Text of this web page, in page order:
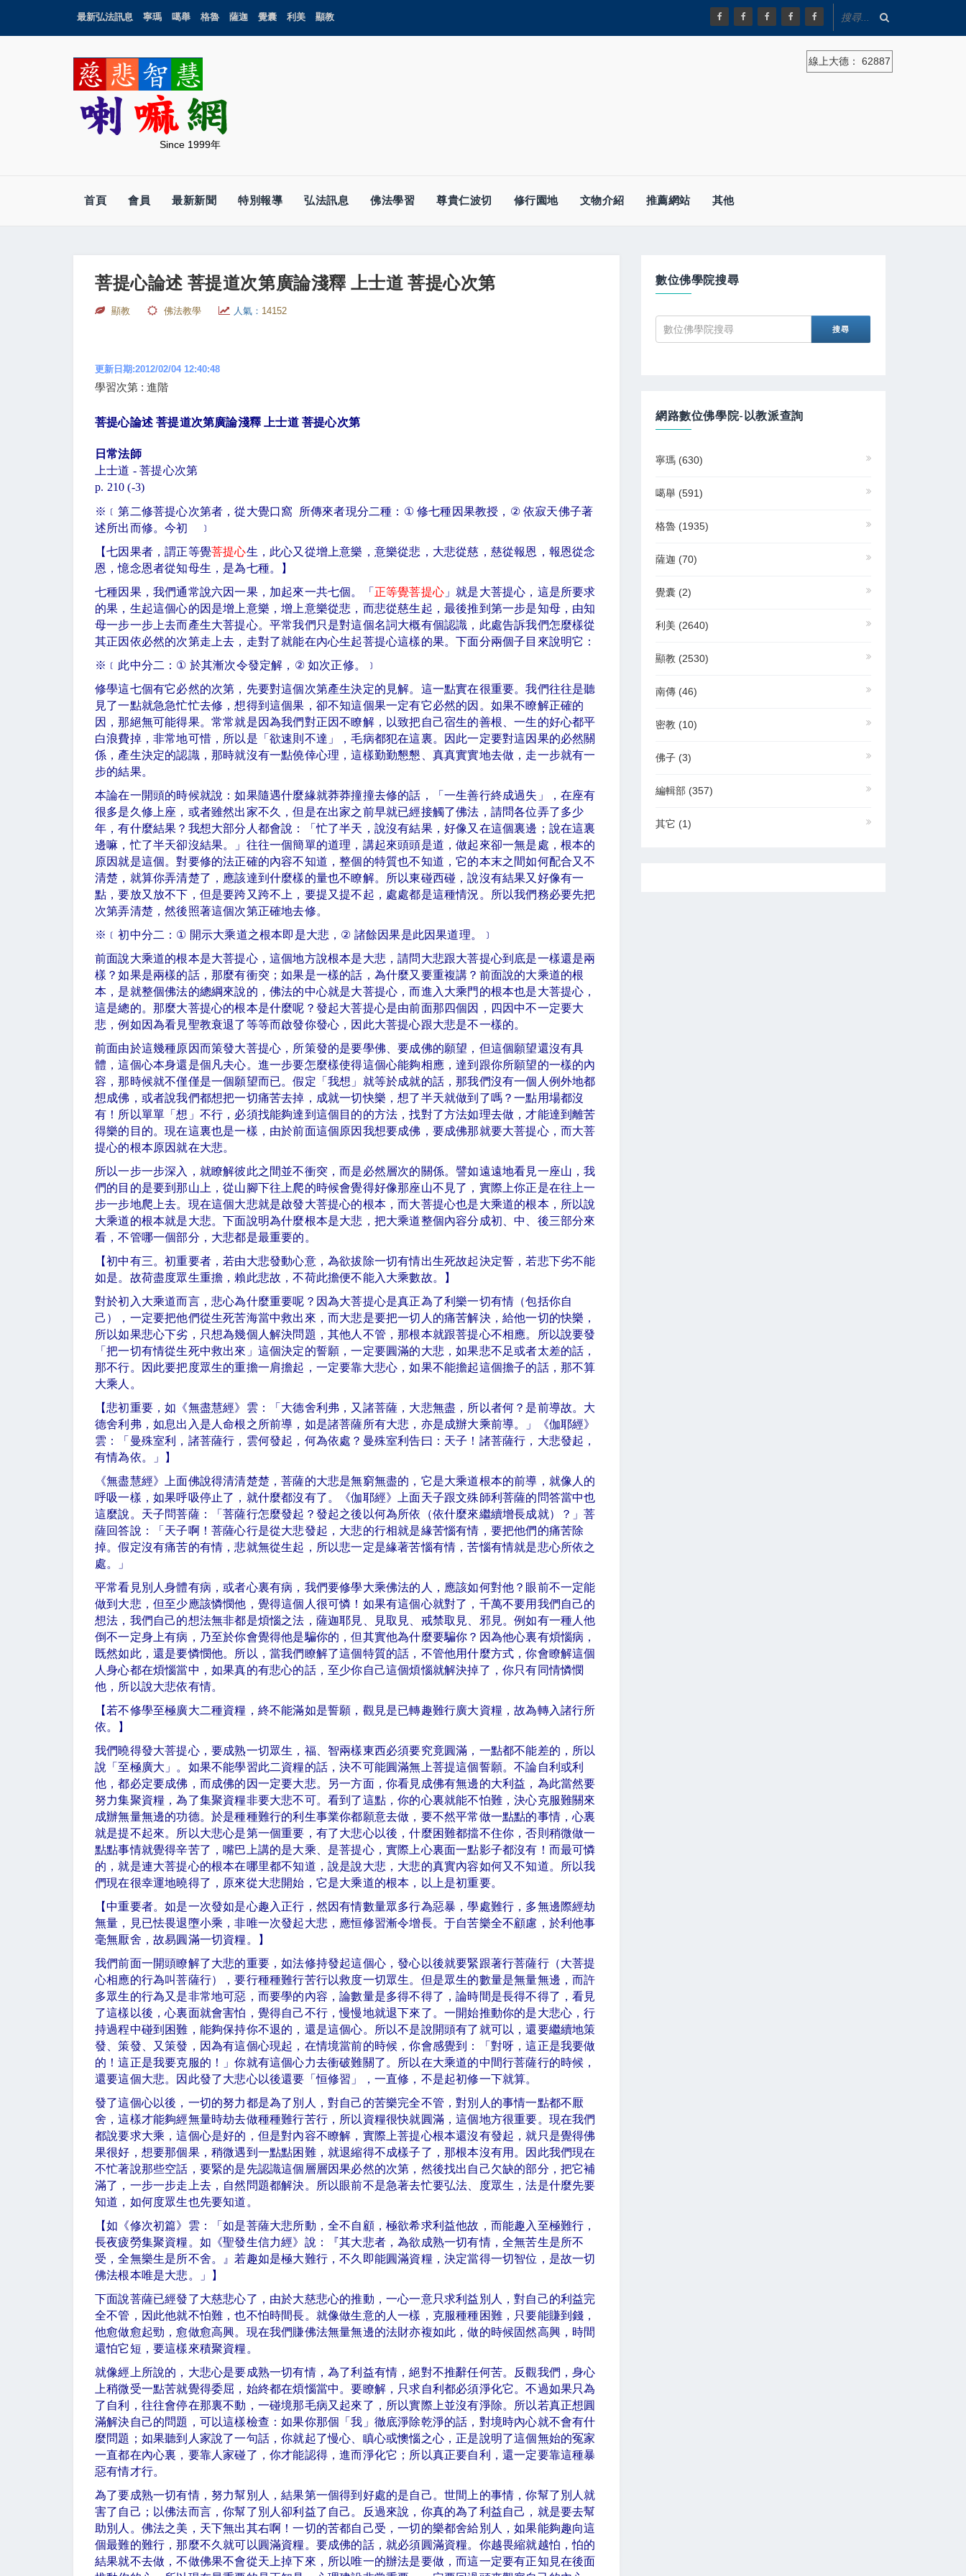
最新弘法訊息 寧瑪 噶舉 格魯 薩迦 覺囊 利美 顯教
Since 1999年
線上大德： 62887
首頁 會員 最新新聞 特別報導 弘法訊息 佛法學習 尊貴仁波切 修行園地 文物介紹 推薦網站 其他
菩提心論述 菩提道次第廣論淺釋 上士道 菩提心次第
顯教 佛法教學 人氣： 14152
更新日期:2012/02/04 12:40:48
學習次第 : 進階
菩提心論述菩提道次第廣論淺釋 上士道 菩提心次第
日常法師
上士道 -菩提心次第
p. 210 (-3)
※ ﹝第二修菩提心次第者，從大覺口窩 所傳來者現分二種： ①修七種因果教授， ②依寂天佛子著
述所出而修。今初 ﹞
【七因果者，謂正等覺菩提心生，此心又從增上意樂，意樂從悲，大悲從慈，慈從報恩，報恩從念
恩，憶念恩者從知母生，是為七種。】
七種因果，我們通常說六因一果，加起來一共七個。「 正等覺菩提心 」就是大菩提心，這是所要求
的果，生起這個心的因是增上意樂，增上意樂從悲，而悲從慈生起，最後推到第一步是知母，由知
母一步一步上去而產生大菩提心。平常我們只是對這個名詞大概有個認識，此處告訴我們怎麼樣從
其正因依必然的次第走上去，走對了就能在內心生起菩提心這樣的果。下面分兩個子目來說明它：
※ ﹝此中分二： ① 於其漸次令發定解， ②如次正修。﹞
修學這七個有它必然的次第，先要對這個次第產生決定的見解。這一點實在很重要。我們往往是聽
見了一點就急急忙忙去修，想得到這個果，卻不知這個果一定有它必然的因。如果不瞭解正確的
因，那絕無可能得果。常常就是因為我們對正因不瞭解，以致把自己宿生的善根、一生的好心都平
白浪費掉，非常地可惜，所以是「欲速則不達」，毛病都犯在這裏。因此一定要對這因果的必然關
係，產生決定的認識，那時就沒有一點僥倖心理，這樣勤勤懇懇、真真實實地去做，走一步就有一
步的結果。
本論在一開頭的時候就說：如果隨遇什麼緣就莽莽撞撞去修的話，「一生善行終成過失」，在座有
很多是久修上座，或者雖然出家不久，但是在出家之前早就已經接觸了佛法，請問各位弄了多少
年，有什麼結果？我想大部分人都會說：「忙了半天，說沒有結果，好像又在這個裏邊；說在這裏
邊嘛，忙了半天卻沒結果。」往往一個簡單的道理，講起來頭頭是道，做起來卻一無是處，根本的
原因就是這個。對要修的法正確的內容不知道，整個的特質也不知道，它的本末之間如何配合又不
清楚，就算你弄清楚了，應該達到什麼樣的量也不瞭解。所以東碰西碰，說沒有結果又好像有一
點，要放又放不下，但是要跨又跨不上，要提又提不起，處處都是這種情況。所以我們務必要先把
次第弄清楚，然後照著這個次第正確地去修。
※ ﹝初中分二： ① 開示大乘道之根本即是大悲， ② 諸餘因果是此因果道理。﹞
前面說大乘道的根本是大菩提心，這個地方說根本是大悲，請問大悲跟大菩提心到底是一樣還是兩
樣？如果是兩樣的話，那麼有衝突；如果是一樣的話，為什麼又要重複講？前面說的大乘道的根
本，是就整個佛法的總綱來說的，佛法的中心就是大菩提心，而進入大乘門的根本也是大菩提心，
這是總的。那麼大菩提心的根本是什麼呢？發起大菩提心是由前面那四個因，四因中不一定要大
悲，例如因為看見聖教衰退了等等而啟發你發心，因此大菩提心跟大悲是不一樣的。
前面由於這幾種原因而策發大菩提心，所策發的是要學佛、要成佛的願望，但這個願望還沒有具
體，這個心本身還是個凡夫心。進一步要怎麼樣使得這個心能夠相應，達到跟你所願望的一樣的內
容，那時候就不僅僅是一個願望而已。假定「我想」就等於成就的話，那我們沒有一個人例外地都
想成佛，或者說我們都想把一切痛苦去掉，成就一切快樂，想了半天就做到了嗎？一點用場都沒
有！所以單單「想」不行，必須找能夠達到這個目的的方法，找對了方法如理去做，才能達到離苦
得樂的目的。現在這裏也是一樣，由於前面這個原因我想要成佛，要成佛那就要大菩提心，而大菩
提心的根本原因就在大悲。
所以一步一步深入，就瞭解彼此之間並不衝突，而是必然層次的關係。譬如遠遠地看見一座山，我
們的目的是要到那山上，從山腳下往上爬的時候會覺得好像那座山不見了，實際上你正是在往上一
步一步地爬上去。現在這個大悲就是啟發大菩提心的根本，而大菩提心也是大乘道的根本，所以說
大乘道的根本就是大悲。下面說明為什麼根本是大悲，把大乘道整個內容分成初、中、後三部分來
看，不管哪一個部分，大悲都是最重要的。
【初中有三。初重要者，若由大悲發動心意，為欲拔除一切有情出生死故起決定誓，若悲下劣不能
如是。故荷盡度眾生重擔，賴此悲故，不荷此擔便不能入大乘數故。】
對於初入大乘道而言，悲心為什麼重要呢？因為大菩提心是真正為了利樂一切有情（包括你自
己），一定要把他們從生死苦海當中救出來，而大悲是要把一切人的痛苦解決，給他一切的快樂，
所以如果悲心下劣，只想為幾個人解決問題，其他人不管，那根本就跟菩提心不相應。所以說要發
「把一切有情從生死中救出來」這個決定的誓願，一定要圓滿的大悲，如果悲不足或者太差的話，
那不行。因此要把度眾生的重擔一肩擔起，一定要靠大悲心，如果不能擔起這個擔子的話，那不算
大乘人。
【悲初重要，如《無盡慧經》雲：「大德舍利弗，又諸菩薩，大悲無盡，所以者何？是前導故。大
德舍利弗，如息出入是人命根之所前導，如是諸菩薩所有大悲，亦是成辦大乘前導。」《伽耶經》
雲：「曼殊室利，諸菩薩行，雲何發起，何為依處？曼殊室利告曰：天子！諸菩薩行，大悲發起，
有情為依。」】
《無盡慧經》上面佛說得清清楚楚，菩薩的大悲是無窮無盡的，它是大乘道根本的前導，就像人的
呼吸一樣，如果呼吸停止了，就什麼都沒有了。《伽耶經》上面天子跟文殊師利菩薩的問答當中也
這麼說。天子問菩薩：「菩薩行怎麼發起？發起之後以何為所依（依什麼來繼續增長成就）？」菩
薩回答說：「天子啊！菩薩心行是從大悲發起，大悲的行相就是緣苦惱有情，要把他們的痛苦除
掉。假定沒有痛苦的有情，悲就無從生起，所以悲一定是緣著苦惱有情，苦惱有情就是悲心所依之
處。」
平常看見別人身體有病，或者心裏有病，我們要修學大乘佛法的人，應該如何對他？眼前不一定能
做到大悲，但至少應該憐憫他，覺得這個人很可憐！如果有這個心就對了，千萬不要用我們自己的
想法，我們自己的想法無非都是煩惱之法，薩迦耶見、見取見、戒禁取見、邪見。例如有一種人他
倒不一定身上有病，乃至於你會覺得他是騙你的，但其實他為什麼要騙你？因為他心裏有煩惱病，
既然如此，還是要憐憫他。所以，當我們瞭解了這個特質的話，不管他用什麼方式，你會瞭解這個
人身心都在煩惱當中，如果真的有悲心的話，至少你自己這個煩惱就解決掉了，你只有同情憐憫
他，所以說大悲依有情。
【若不修學至極廣大二種資糧，終不能滿如是誓願，觀見是已轉趣難行廣大資糧，故為轉入諸行所
依。】
我們曉得發大菩提心，要成熟一切眾生，福、智兩樣東西必須要究竟圓滿，一點都不能差的，所以
說「至極廣大」。如果不能學習此二資糧的話，決不可能圓滿無上菩提這個誓願。不論自利或利
他，都必定要成佛，而成佛的因一定要大悲。另一方面，你看見成佛有無邊的大利益，為此當然要
努力集聚資糧，為了集聚資糧非要大悲不可。看到了這點，你的心裏就能不怕難，決心克服難關來
成辦無量無邊的功德。於是種種難行的利生事業你都願意去做，要不然平常做一點點的事情，心裏
就是提不起來。所以大悲心是第一個重要，有了大悲心以後，什麼困難都擋不住你，否則稍微做一
點點事情就覺得辛苦了，嘴巴上講的是大乘、是菩提心，實際上心裏面一點影子都沒有！而最可憐
的，就是連大菩提心的根本在哪里都不知道，說是說大悲，大悲的真實內容如何又不知道。所以我
們現在很幸運地曉得了，原來從大悲開始，它是大乘道的根本，以上是初重要。
【中重要者。如是一次發如是心趣入正行，然因有情數量眾多行為惡暴，學處難行，多無邊際經劫
無量，見已怯畏退墮小乘，非唯一次發起大悲，應恒修習漸令增長。于自苦樂全不顧慮，於利他事
毫無厭舍，故易圓滿一切資糧。】
我們前面一開頭瞭解了大悲的重要，如法修持發起這個心，發心以後就要緊跟著行菩薩行（大菩提
心相應的行為叫菩薩行），要行種種難行苦行以救度一切眾生。但是眾生的數量是無量無邊，而許
多眾生的行為又是非常地可惡，而要學的內容，論數量是多得不得了，論時間是長得不得了，看見
了這樣以後，心裏面就會害怕，覺得自己不行，慢慢地就退下來了。一開始推動你的是大悲心，行
持過程中碰到困難，能夠保持你不退的，還是這個心。所以不是說開頭有了就可以，還要繼續地策
發、策發、又策發，因為有這個心現起，在情境當前的時候，你會感覺到：「對呀，這正是我要做
的！這正是我要克服的！」你就有這個心力去衝破難關了。所以在大乘道的中間行菩薩行的時候，
還要這個大悲。因此發了大悲心以後還要「恒修習」，一直修，不是起初修一下就算。
發了這個心以後，一切的努力都是為了別人，對自己的苦樂完全不管，對別人的事情一點都不厭
舍，這樣才能夠經無量時劫去做種種難行苦行，所以資糧很快就圓滿，這個地方很重要。現在我們
都說要求大乘，這個心是好的，但是對內容不瞭解，實際上菩提心根本還沒有發起，就只是覺得佛
果很好，想要那個果，稍微遇到一點點困難，就退縮得不成樣子了，那根本沒有用。因此我們現在
不忙著說那些空話，要緊的是先認識這個層層因果必然的次第，然後找出自己欠缺的部分，把它補
滿了，一步一步走上去，自然問題都解決。所以眼前不是急著去忙要弘法、度眾生，法是什麼先要
知道，如何度眾生也先要知道。
【如《修次初篇》雲：「如是菩薩大悲所動，全不自顧，極欲希求利益他故，而能趣入至極難行，
長夜疲勞集聚資糧。如《聖發生信力經》說：『其大悲者，為欲成熟一切有情，全無苦生是所不
受，全無樂生是所不舍。』若趣如是極大難行，不久即能圓滿資糧，決定當得一切智位，是故一切
佛法根本唯是大悲。」】
下面說菩薩已經發了大慈悲心了，由於大慈悲心的推動，一心一意只求利益別人，對自己的利益完
全不管，因此他就不怕難，也不怕時間長。就像做生意的人一樣，克服種種困難，只要能賺到錢，
他愈做愈起勁，愈做愈高興。現在我們賺佛法無量無邊的法財亦複如此，做的時候固然高興，時間
還怕它短，要這樣來積聚資糧。
就像經上所說的，大悲心是要成熟一切有情，為了利益有情，絕對不推辭任何苦。反觀我們，身心
上稍微受一點苦就覺得委屈，始終都在煩惱當中。要瞭解，只求自利都必須淨化它。不過如果只為
了自利，往往會停在那裏不動，一碰境那毛病又起來了，所以實際上並沒有淨除。所以若真正想圓
滿解決自己的問題，可以這樣檢查：如果你那個「我」徹底淨除乾淨的話，對境時內心就不會有什
麼問題；如果聽到人家說了一句話，你就起了慢心、瞋心或懊惱之心，正是說明了這個無始的冤家
一直都在內心裏，要靠人家碰了，你才能認得，進而淨化它；所以真正要自利，還一定要靠這種暴
惡有情才行。
為了要成熟一切有情，努力幫別人，結果第一個得到好處的是自己。世間上的事情，你幫了別人就
害了自己；以佛法而言，你幫了別人卻利益了自己。反過來說，你真的為了利益自己，就是要去幫
助別人。佛法之美，天下無出其右啊！一切的苦都自己受，一切的樂都舍給別人，如果能夠趣向這
個最難的難行，那麼不久就可以圓滿資糧。要成佛的話，就必須圓滿資糧。你越畏縮就越怕，怕的
結果就不去做，不做佛果不會從天上掉下來，所以唯一的辦法是要做，而這一定要有正知見在後面
數位佛學院搜尋
網路數位佛學院-以教派查詢
寧瑪 (630)
噶舉 (591)
格魯 (1935)
薩迦 (70)
覺囊 (2)
利美 (2640)
顯教 (2530)
南傳 (46)
密教 (10)
佛子 (3)
編輯部 (357)
其它 (1)